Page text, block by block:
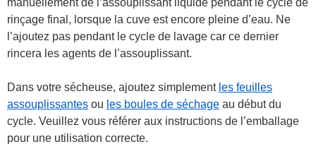
manuellement de l’assouplissant liquide pendant le cycle de
rinçage final, lorsque la cuve est encore pleine d’eau. Ne
l’ajoutez pas pendant le cycle de lavage car ce dernier
rincera les agents de l’assouplissant.
Dans votre sécheuse, ajoutez simplement les feuilles
assouplissantes ou les boules de séchage au début du
cycle. Veuillez vous référer aux instructions de l’emballage
pour une utilisation correcte.